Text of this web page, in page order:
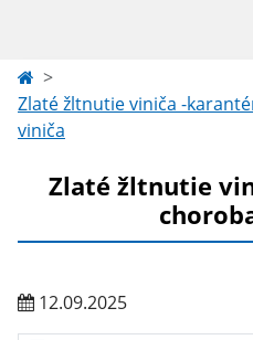
Zlaté žltnutie viniča -
viniča
Zlaté žltnutie
12.09.2025